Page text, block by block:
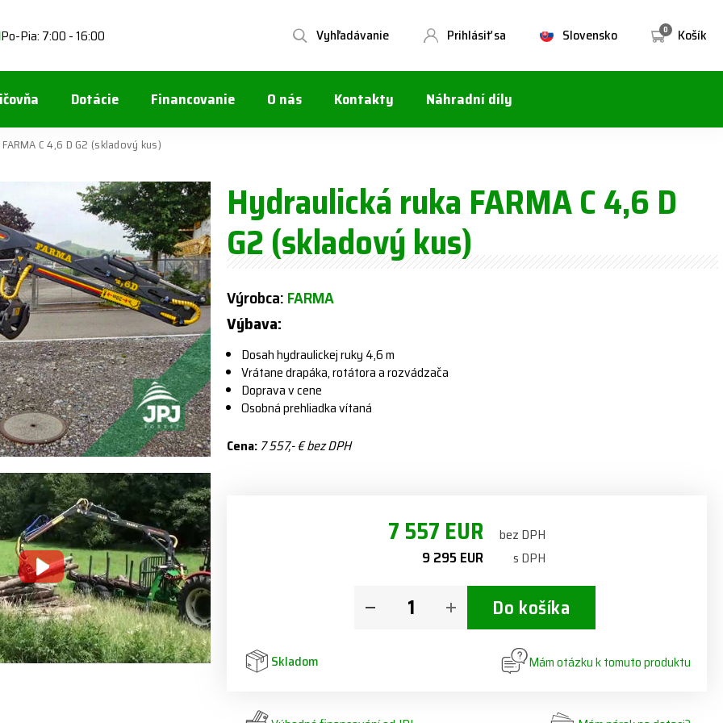
Po-Pia: 7:00 - 16:00 0 Košík
Slovensko
Prihlásiť sa
Vyhľadávanie
Dotácie Financovanie O nás Kontakty Náhradní díly
C 4,6 D G2 (skladový kus)
Hydraulická ruka FARMA C 4,6 D
G2 (skladový kus)
Výrobca:FARMA
Výbava:
Dosah hydraulickej ruky 4,6 m
Vrátane drapáka, rotátora a rozvádzača
Doprava v cene
Osobná prehliadka vítaná
Cena: 7 557,- € bez DPH
7 557 EUR bez DPH
9 295 EUR s DPH
Do košíka
Skladom Mám otázku k tomuto produktu